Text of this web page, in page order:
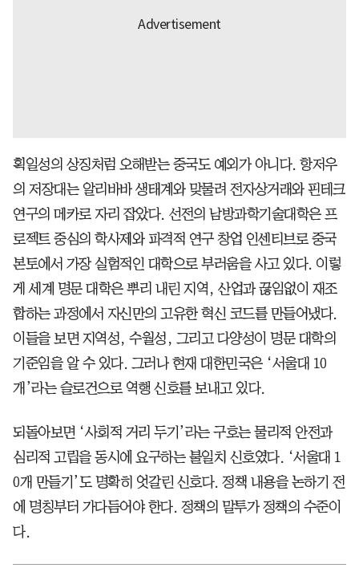
획일성의 상징처럼 오해받는 중국도 예외가 아니다. 항저우
의 저장대는 알리바바 생태계와 맞물려 전자상거래와 핀테크
연구의 메카로 자리 잡았다. 선전의 남방과학기술대학은 프
로젝트 중심의 학사제와 파격적 연구 창업 인센티브로 중국
본토에서 가장 실험적인 대학으로 부러움을 사고 있다. 이렇
게 세계 명문 대학은 뿌리 내린 지역, 산업과 끊임없이 재조
합하는 과정에서 자신만의 고유한 혁신 코드를 만들어냈다.
이들을 보면 지역성, 수월성, 그리고 다양성이 명문 대학의
기준임을 알 수 있다. 그러나 현재 대한민국은 ‘서울대 10
개’라는 슬로건으로 역행 신호를 보내고 있다.
되돌아보면 ‘사회적 거리 두기’라는 구호는 물리적 안전과
심리적 고립을 동시에 요구하는 불일치 신호였다. ‘서울대 1
0개 만들기’도 명확히 엇갈린 신호다. 정책 내용을 논하기 전
에 명칭부터 가다듬어야 한다. 정책의 말투가 정책의 수준이
다.